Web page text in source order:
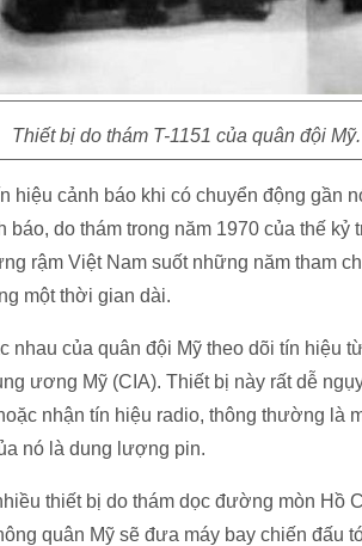
Thiết bị do thám T-1151 của quân đội
hiệu cảnh báo khi có chuyển động gần
báo, do thám trong năm 1970 của thế
rậm Việt Nam suốt những năm tham
một thời gian dài.
nhau của quân đội Mỹ theo dõi tín hiệu
ương Mỹ (CIA). Thiết bị này rất dễ
nhận tín hiệu radio, thông thường là
nó là dung lượng pin.
thiết bị do thám dọc đường mòn Hồ
quân Mỹ sẽ đưa máy bay chiến đấu